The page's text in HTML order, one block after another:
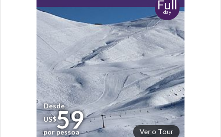
Full
day
Ver o Tour
Desde
US$59
por pessoa